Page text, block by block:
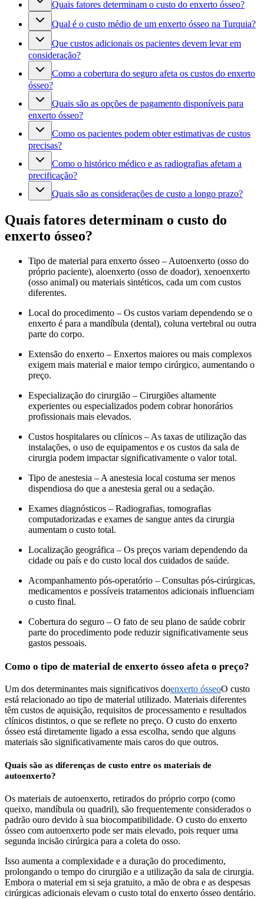
Quais fatores determinam o custo do enxerto ósseo?
Qual é o custo médio de um enxerto ósseo na Turquia?
Que custos adicionais os pacientes devem levar em
consideração?
Como a cobertura do seguro afeta os custos do enxerto
ósseo?
Quais são as opções de pagamento disponíveis para
enxerto ósseo?
Como os pacientes podem obter estimativas de custos
precisas?
Como o histórico médico e as radiografias afetam a
precificação?
Quais são as considerações de custo a longo prazo?
Quais fatores determinam o custo do
enxerto ósseo?
Tipo de material para enxerto ósseo – Autoenxerto (osso do
próprio paciente), aloenxerto (osso de doador), xenoenxerto
(osso animal) ou materiais sintéticos, cada um com custos
diferentes.
Local do procedimento – Os custos variam dependendo se o
enxerto é para a mandíbula (dental), coluna vertebral ou outra
parte do corpo.
Extensão do enxerto – Enxertos maiores ou mais complexos
exigem mais material e maior tempo cirúrgico, aumentando o
preço.
Especialização do cirurgião – Cirurgiões altamente
experientes ou especializados podem cobrar honorários
profissionais mais elevados.
Custos hospitalares ou clínicos – As taxas de utilização das
instalações, o uso de equipamentos e os custos da sala de
cirurgia podem impactar significativamente o valor total.
Tipo de anestesia – A anestesia local costuma ser menos
dispendiosa do que a anestesia geral ou a sedação.
Exames diagnósticos – Radiografias, tomografias
computadorizadas e exames de sangue antes da cirurgia
aumentam o custo total.
Localização geográfica – Os preços variam dependendo da
cidade ou país e do custo local dos cuidados de saúde.
Acompanhamento pós-operatório – Consultas pós-cirúrgicas,
medicamentos e possíveis tratamentos adicionais influenciam
o custo final.
Cobertura do seguro – O fato de seu plano de saúde cobrir
parte do procedimento pode reduzir significativamente seus
gastos pessoais.
Como o tipo de material de enxerto ósseo afeta o preço?
Um dos determinantes mais significativos doenxerto ósseoO custo
está relacionado ao tipo de material utilizado. Materiais diferentes
têm custos de aquisição, requisitos de processamento e resultados
clínicos distintos, o que se reflete no preço. O custo do enxerto
ósseo está diretamente ligado a essa escolha, sendo que alguns
materiais são significativamente mais caros do que outros.
Quais são as diferenças de custo entre os materiais de
autoenxerto?
Os materiais de autoenxerto, retirados do próprio corpo (como
queixo, mandíbula ou quadril), são frequentemente considerados o
padrão ouro devido à sua biocompatibilidade. O custo do enxerto
ósseo com autoenxerto pode ser mais elevado, pois requer uma
segunda incisão cirúrgica para a coleta do osso.
Isso aumenta a complexidade e a duração do procedimento,
prolongando o tempo do cirurgião e a utilização da sala de cirurgia.
Embora o material em si seja gratuito, a mão de obra e as despesas
cirúrgicas adicionais elevam o custo total do enxerto ósseo dentário.